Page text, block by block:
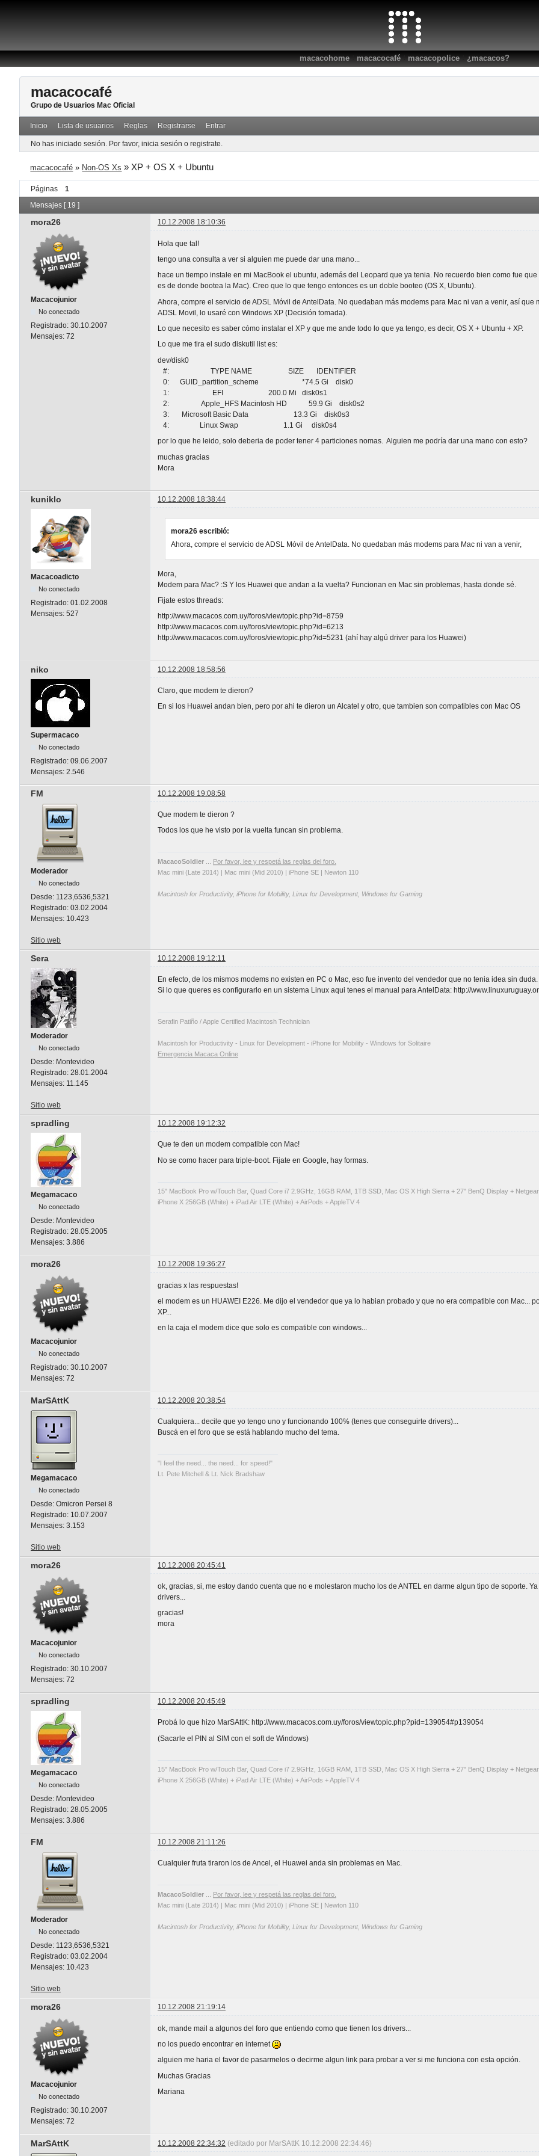
macacohome:macacocafé:macacopolice:¿macacos?
macacocafé
Grupo de Usuarios Mac Oficial
Inicio Lista de usuarios Reglas Registrarse Entrar
No has iniciado sesión. Por favor, inicia sesión o registrate.
macacocafé » Non-OS Xs »XP + OS X + Ubuntu
Páginas
1
Mensajes [ 19 ]
mora26 10.12.2008 18:10:36
Macacojunior
No conectado
Registrado: 30.10.2007
Mensajes: 72
Hola que tal!
tengo una consulta a ver si alguien me puede dar una mano...
hace un tiempo instale en mi MacBook el ubuntu, además del Leopard que ya tenia. No recuerdo bien como fue
es de donde bootea la Mac). Creo que lo que tengo entonces es un doble booteo (OS X, Ubuntu).
Ahora, compre el servicio de ADSL Móvil de AntelData. No quedaban más modems para Mac ni van a venir, así
ADSL Movil, lo usaré con Windows XP (Decisión tomada).
Lo que necesito es saber cómo instalar el XP y que me ande todo lo que ya tengo, es decir, OS X + Ubuntu + XP.
Lo que me tira el sudo diskutil list es:
dev/disk0
#: TYPE NAME SIZE IDENTIFIER
0: GUID_partition_scheme *74.5 Gi disk0
1: EFI 200.0 Mi disk0s1
2: Apple_HFS Macintosh HD 59.9 Gi disk0s2
3: Microsoft Basic Data 13.3 Gi disk0s3
4: Linux Swap 1.1 Gi disk0s4
por lo que he leido, solo deberia de poder tener 4 particiones nomas. Alguien me podría dar una mano con esto?
muchas gracias
Mora
kuniklo 10.12.2008 18:38:44
Macacoadicto
No conectado
Registrado: 01.02.2008
Mensajes: 527
mora26 escribió:
Ahora, compre el servicio de ADSL Móvil de AntelData. No quedaban más modems para Mac ni van a venir,
Mora,
Modem para Mac? :S Y los Huawei que andan a la vuelta? Funcionan en Mac sin problemas, hasta donde sé.
Fijate estos threads:
http://www.macacos.com.uy/foros/viewtopic.php?id=8759
http://www.macacos.com.uy/foros/viewtopic.php?id=6213
http://www.macacos.com.uy/foros/viewtopic.php?id=5231 (ahí hay algú driver para los Huawei)
niko 10.12.2008 18:58:56
Supermacaco
No conectado
Registrado: 09.06.2007
Mensajes: 2.546
Claro, que modem te dieron?
En si los Huawei andan bien, pero por ahi te dieron un Alcatel y otro, que tambien son compatibles con Mac OS
FM 10.12.2008 19:08:58
Moderador
No conectado
Desde: 1123,6536,5321
Registrado: 03.02.2004
Mensajes: 10.423
Que modem te dieron ?
Todos los que he visto por la vuelta funcan sin problema.
MacacoSoldier
Por favor, lee y respetá las reglas del foro.
Mac mini (Late 2014) | Mac mini (Mid 2010) | iPhone SE | Newton 110
Macintosh for Productivity, iPhone for Mobility, Linux for Development, Windows for Gaming
Sitio web
Sera 10.12.2008 19:12:11
Moderador
No conectado
Desde: Montevideo
Registrado: 28.01.2004
Mensajes: 11.145
En efecto, de los mismos modems no existen en PC o Mac, eso fue invento del vendedor que no tenia idea sin duda.
Si lo que queres es configurarlo en un sistema Linux aqui tenes el manual para AntelData: http://
Serafin Patiño / Apple Certified Macintosh Technician
Macintosh for Productivity - Linux for Development - iPhone for Mobility - Windows for Solitaire
Emergencia Macaca Online
Sitio web
spradling 10.12.2008 19:12:32
Megamacaco
No conectado
Desde: Montevideo
Registrado: 28.05.2005
Mensajes: 3.886
Que te den un modem compatible con Mac!
No se como hacer para triple-boot. Fijate en Google, hay formas.
15" MacBook Pro w/Touch Bar, Quad Core i7 2.9GHz, 16GB RAM, 1TB SSD, Mac OS X High Sierra + 27" BenQ Display +
iPhone X 256GB (White) + iPad Air LTE (White) + AirPods + AppleTV 4
mora26 10.12.2008 19:36:27
Macacojunior
No conectado
Registrado: 30.10.2007
Mensajes: 72
gracias x las respuestas!
el modem es un HUAWEI E226. Me dijo el vendedor que ya lo habian probado y que no era compatible con Mac...
XP...
en la caja el modem dice que solo es compatible con windows...
MarSAttK 10.12.2008 20:38:54
Megamacaco
No conectado
Desde: Omicron Persei 8
Registrado: 10.07.2007
Mensajes: 3.153
Cualquiera... decile que yo tengo uno y funcionando 100% (tenes que conseguirte drivers)...
Buscá en el foro que se está hablando mucho del tema.
"I feel the need... the need... for speed!"
Lt. Pete Mitchell & Lt. Nick Bradshaw
Sitio web
mora26 10.12.2008 20:45:41
Macacojunior
No conectado
Registrado: 30.10.2007
Mensajes: 72
ok, gracias, si, me estoy dando cuenta que no e molestaron mucho los de ANTEL en darme algun tipo de soporte.
drivers...
gracias!
mora
spradling 10.12.2008 20:45:49
Megamacaco
No conectado
Desde: Montevideo
Registrado: 28.05.2005
Mensajes: 3.886
Probá lo que hizo MarSAttK: http://www.macacos.com.uy/foros/viewtopic.php?pid=139054#p139054
(Sacarle el PIN al SIM con el soft de Windows)
15" MacBook Pro w/Touch Bar, Quad Core i7 2.9GHz, 16GB RAM, 1TB SSD, Mac OS X High Sierra + 27" BenQ Display +
iPhone X 256GB (White) + iPad Air LTE (White) + AirPods + AppleTV 4
FM 10.12.2008 21:11:26
Moderador
No conectado
Desde: 1123,6536,5321
Registrado: 03.02.2004
Mensajes: 10.423
Cualquier fruta tiraron los de Ancel, el Huawei anda sin problemas en Mac.
MacacoSoldier
Por favor, lee y respetá las reglas del foro.
Mac mini (Late 2014) | Mac mini (Mid 2010) | iPhone SE | Newton 110
Macintosh for Productivity, iPhone for Mobility, Linux for Development, Windows for Gaming
Sitio web
mora26 10.12.2008 21:19:14
Macacojunior
No conectado
Registrado: 30.10.2007
Mensajes: 72
ok, mande mail a algunos del foro que entiendo como que tienen los drivers...
no los puedo encontrar en internet
alguien me haria el favor de pasarmelos o decirme algun link para probar a ver si me funciona con esta opción.
Muchas Gracias
Mariana
MarSAttK 10.12.2008 22:34:32 (editado por MarSAttK 10.12.2008 22:34:46)